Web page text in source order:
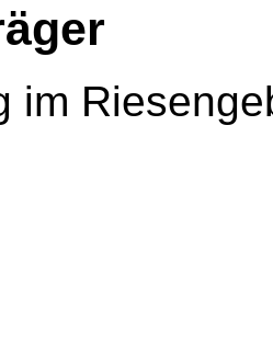
im